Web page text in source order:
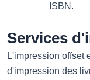
ISBN.
Services
L'impression offset
d'impression des